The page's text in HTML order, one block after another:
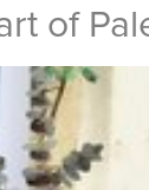
of